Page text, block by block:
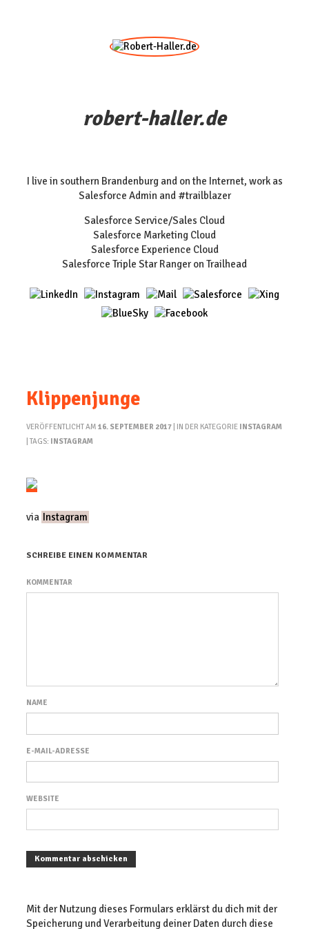
robert-haller.de
I live in southern Brandenburg and on the Internet, work as
Salesforce Admin and #trailblazer
Salesforce Service/Sales Cloud
Salesforce Marketing Cloud
Salesforce Experience Cloud
Salesforce Triple Star Ranger on Trailhead
Klippenjunge
VERÖFFENTLICHT AM 16. SEPTEMBER 2017 | IN DER KATEGORIE INSTAGRAM
| TAGS: INSTAGRAM
via Instagram
SCHREIBE EINEN KOMMENTAR
KOMMENTAR
NAME
E-MAIL-ADRESSE
WEBSITE
Mit der Nutzung dieses Formulars erklärst du dich mit der
Speicherung und Verarbeitung deiner Daten durch diese